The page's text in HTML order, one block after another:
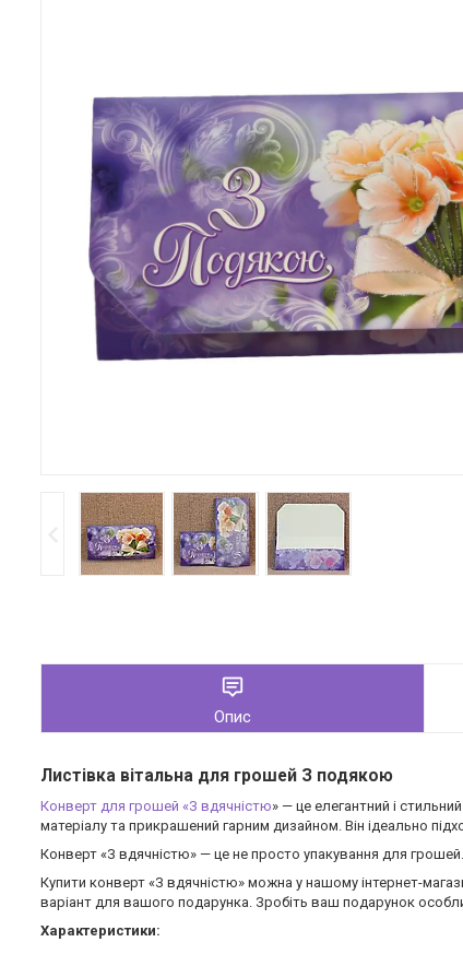
Опис
Листівка вітальна для грошей З подякою
Конверт для грошей «З вдячністю» — це елегантний і
матеріалу та прикрашений гарним дизайном. Він ідеально
Конверт «З вдячністю» — це не просто упакування для
Купити конверт «З вдячністю» можна у нашому інтернет-
варіант для вашого подарунка. Зробіть ваш подарунок
Характеристики: